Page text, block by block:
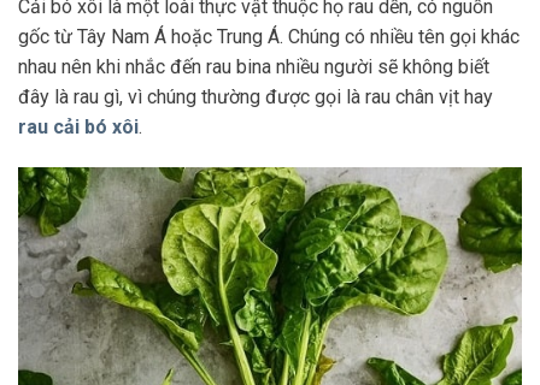
Cải bó xôi là một loài thực vật thuộc họ rau dền, có nguồn
gốc từ Tây Nam Á hoặc Trung Á. Chúng có nhiều tên gọi khác
nhau nên khi nhắc đến rau bina nhiều người sẽ không biết
đây là rau gì, vì chúng thường được gọi là rau chân vịt hay
rau cải bó xôi.